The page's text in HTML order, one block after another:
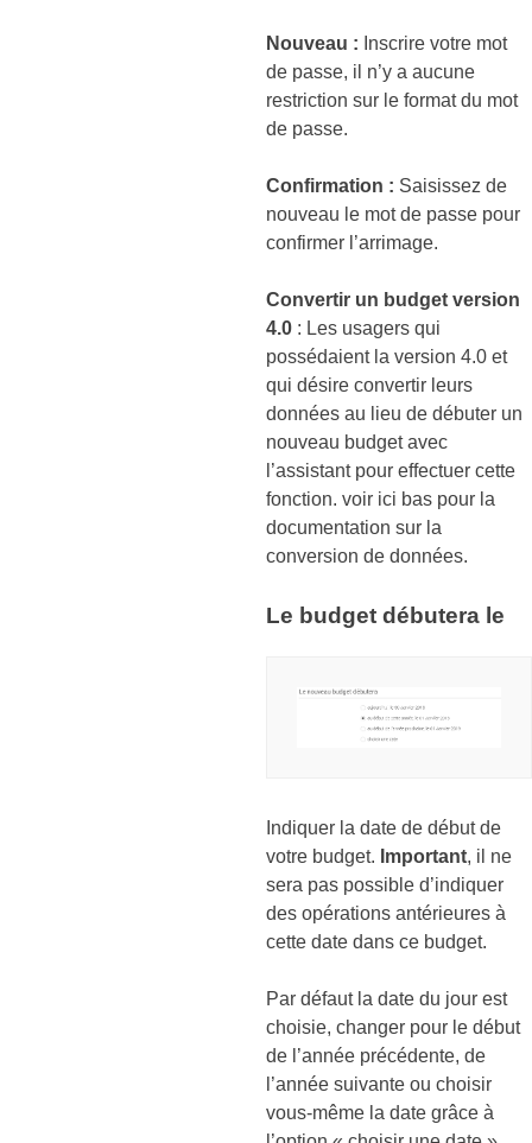
Nouveau : Inscrire votre mot
de passe, il n’y a aucune
restriction sur le format du mot
de passe.
Confirmation : Saisissez de
nouveau le mot de passe pour
confirmer l’arrimage.
Convertir un budget version
4.0 : Les usagers qui
possédaient la version 4.0 et
qui désire convertir leurs
données au lieu de débuter un
nouveau budget avec
l’assistant pour effectuer cette
fonction. voir ici bas pour la
documentation sur la
conversion de données.
Le budget débutera le
Indiquer la date de début de
votre budget. Important, il ne
sera pas possible d’indiquer
des opérations antérieures à
cette date dans ce budget.
Par défaut la date du jour est
choisie, changer pour le début
de l’année précédente, de
l’année suivante ou choisir
vous-même la date grâce à